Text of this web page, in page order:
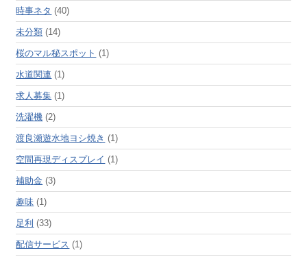
時事ネタ (40)
未分類 (14)
桜のマル秘スポット (1)
水道関連 (1)
求人募集 (1)
洗濯機 (2)
渡良瀬遊水地ヨシ焼き (1)
空間再現ディスプレイ (1)
補助金 (3)
趣味 (1)
足利 (33)
配信サービス (1)